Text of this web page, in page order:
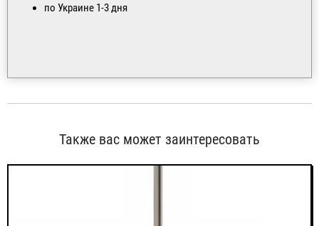
по Украине 1-3 дня
Также вас может заинтересовать